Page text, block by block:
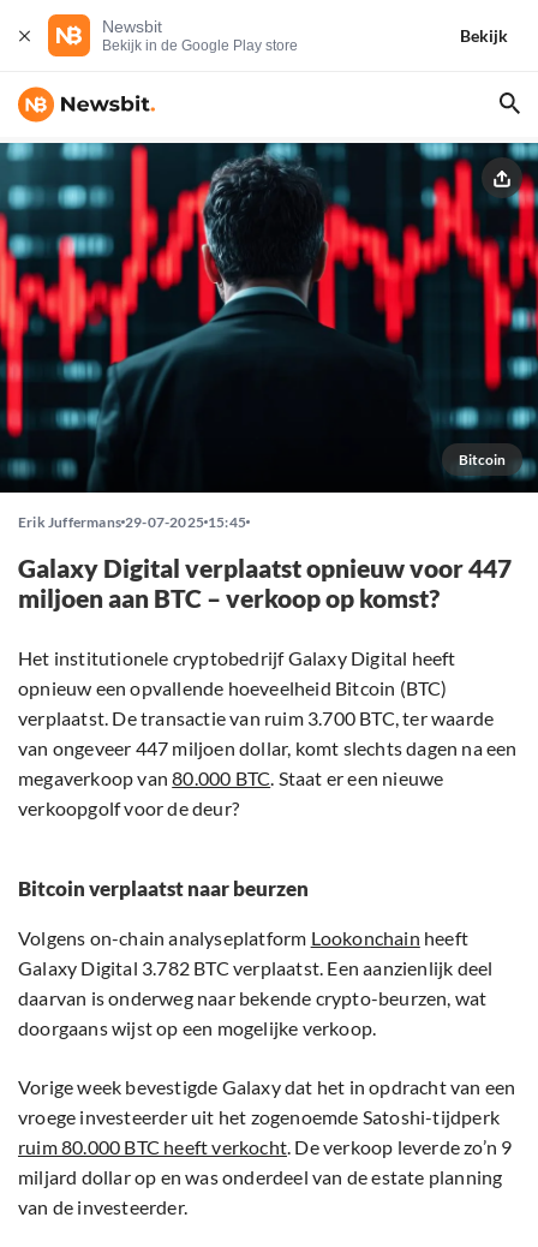
Newsbit
Bekijk in de Google Play store
Bekijk
Bitcoin
Erik Juffermans 29-07-2025 15:45
Galaxy Digital verplaatst opnieuw voor 447
miljoen aan BTC – verkoop op komst?
Het institutionele cryptobedrijf Galaxy Digital heeft
opnieuw een opvallende hoeveelheid Bitcoin (BTC)
verplaatst. De transactie van ruim 3.700 BTC, ter waarde
van ongeveer 447 miljoen dollar, komt slechts dagen na een
megaverkoop van80.000 BTC. Staat er een nieuwe
verkoopgolf voor de deur?
Bitcoin verplaatst naar beurzen
Volgens on-chain analyseplatform Lookonchain heeft
Galaxy Digital 3.782 BTC verplaatst. Een aanzienlijk deel
daarvan is onderweg naar bekende crypto-beurzen, wat
doorgaans wijst op een mogelijke verkoop.
Vorige week bevestigde Galaxy dat het in opdracht van een
vroege investeerder uit het zogenoemde Satoshi-tijdperk
ruim 80.000 BTC heeft verkocht. De verkoop leverde zo’n 9
miljard dollar op en was onderdeel van de estate planning
van de investeerder.